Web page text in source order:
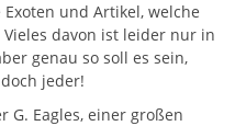
und Artikel, welche
davon ist leider nur in
genau so soll es sein,
jeder!
G. Eagles, einer großen